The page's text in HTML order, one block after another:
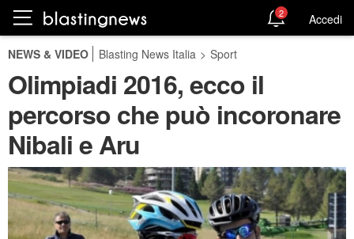
2 Accedi
NEWS & VIDEO Blasting News Italia > Sport
Olimpiadi 2016, ecco il
percorso che può incoronare
Nibali e Aru